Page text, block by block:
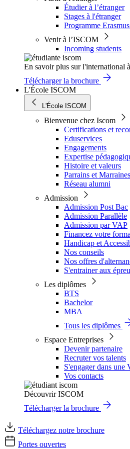
Étudier à l’étranger
Stages à l'étranger
Programme
Venir à l’ISCOM
Incoming students
En savoir plus sur l'international
Télécharger la brochure
L'École ISCOM
L'École ISCOM
Bienvenue chez Iscom
Certifications et
Eduservices
Engagements
Expertise
Histoire et valeurs
Parrains et
Réseau alumni
Admission
Admission Post Bac
Admission Parallèle
Admission par VAP
Financez votre
Handicap et
Nos conseils
Nos offres
S'entrainer aux
Les diplômes
BTS
Bachelor
MBA
Tous les diplômes
Espace Entreprises
Devenir partenaire
Recruter vos talents
S'engager dans une
Vos contacts
Découvrir ISCOM
Télécharger la brochure
Téléchargez notre brochure
Portes ouvertes